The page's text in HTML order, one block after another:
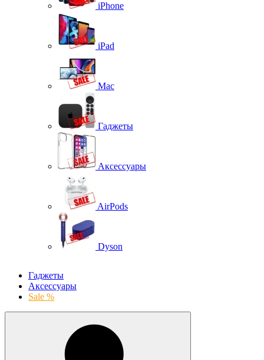
iPhone
iPad
Mac
Гаджеты
Аксессуары
AirPods
Dyson
Гаджеты
Аксессуары
Sale %